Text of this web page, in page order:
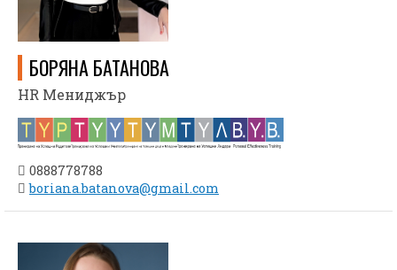
БОРЯНА БАТАНОВА
HR Мениджър
0888778788
boriana.batanova@gmail.com